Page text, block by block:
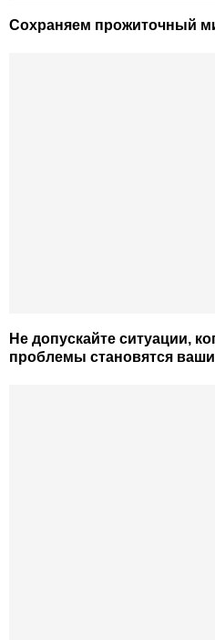
Сохраняем прожиточный
Не допускайте ситуации,
проблемы становятся